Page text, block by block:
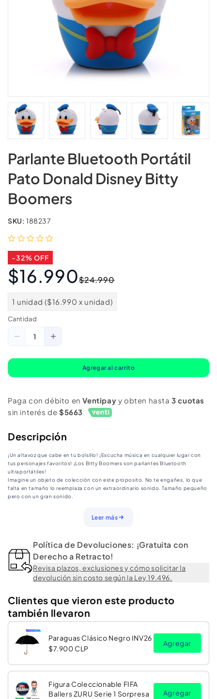
Parlante Bluetooth Portátil
Pato Donald Disney Bitty
Boomers
SKU: 188237
-32% OFF
$24.990
$16.990
1 unidad ($16.990 x unidad)
Cantidad
Cantidad
Reducir
cantidad
Bluetooth
Portátil
Donald
Bitty
Boomers
Aumentar
cantidad
Bluetooth
Portátil
Donald
Bitty
Agregar al carrito
Paga con débito enVentipay y obten hasta3 cuotas
sin interés de $5663
Descripción
¡Un altavoz que cabe en tu bolsillo! ¡Escucha música en cualquier lugar con
tus personajes favoritos! ¡Los Bitty Boomers son parlantes Bluetooth
ultraportátiles!
Imagine un objeto de colección con este proposito. No te engañes, lo que
falta en tamaño lo reemplaza con un extraordinario sonido. Tamaño pequeño
pero con un gran sonido.
• Conéctate con cualquier dispositivo bluetooth.
• Puedes usarlo como control para tus selfies.
• 5 cm alto.
Leer más
Política de Devoluciones: ¡Gratuita con
Derecho a Retracto!
Revisa plazos, exclusiones y cómo solicitar la
devolución sin costo según la Ley 19.496.
Clientes que vieron este producto
también llevaron
Paraguas Clásico Negro INV26
$7.900 CLP
Agregar
Figura Coleccionable FIFA
Ballers ZURU Serie 1 Sorpresa
Agregar